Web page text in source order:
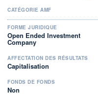
CATÉGORIE AMF
FORME JURIDIQUE
Open Ended Investment
Company
AFFECTATION DES RÉSULTATS
Capitalisation
FONDS DE FONDS
Non